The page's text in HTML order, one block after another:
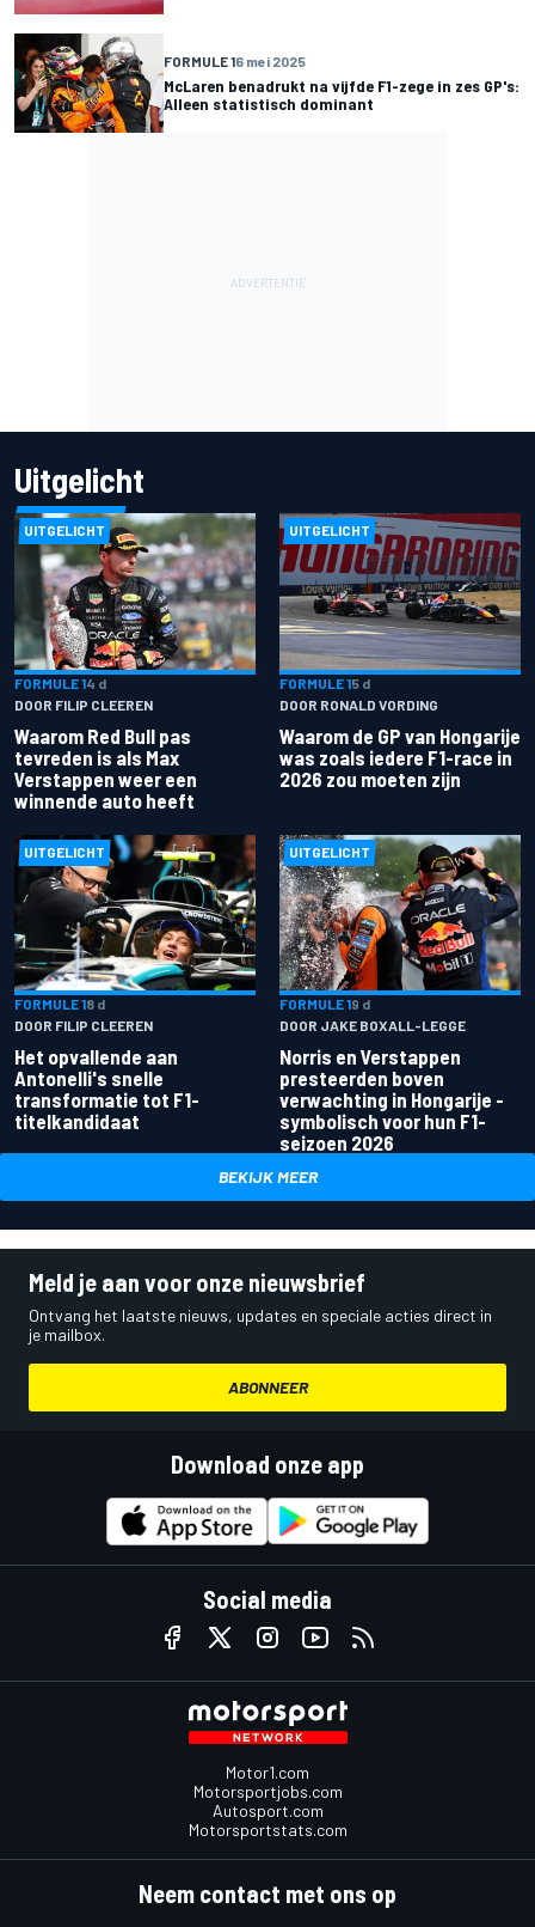
FORMULE 16 mei 2025
McLaren benadrukt na vijfde F1-zege in zes GP's:
Alleen statistisch dominant
Uitgelicht
UITGELICHT
FORMULE 14 d
DOOR FILIP CLEEREN
Waarom Red Bull pas
tevreden is als Max
Verstappen weer een
winnende auto heeft
UITGELICHT
FORMULE 15 d
DOOR RONALD VORDING
Waarom de GP van Hongarije
was zoals iedere F1-race in
2026 zou moeten zijn
UITGELICHT
FORMULE 18 d
DOOR FILIP CLEEREN
Het opvallende aan
Antonelli's snelle
transformatie tot F1-
titelkandidaat
UITGELICHT
FORMULE 19 d
DOOR JAKE BOXALL-LEGGE
Norris en Verstappen
presteerden boven
verwachting in Hongarije -
symbolisch voor hun F1-
seizoen 2026
BEKIJK MEER
Meld je aan voor onze nieuwsbrief
Ontvang het laatste nieuws, updates en speciale acties direct in
je mailbox.
ABONNEER
Download onze app
Social media
Motor1.com
Motorsportjobs.com
Autosport.com
Motorsportstats.com
Neem contact met ons op